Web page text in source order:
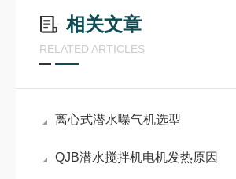
相关文章
RELATED ARTICLES
离心式潜水曝气机选型
QJB潜水搅拌机电机发热原因